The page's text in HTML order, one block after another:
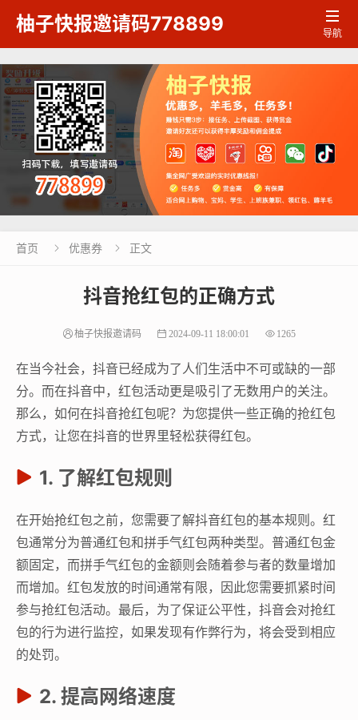
柚子快报邀请码778899 
导航
首页  优惠券  正文
抖音抢红包的正确方式
柚子快报邀请码 2024-09-11 18:00:01 1265
在当今社会，抖音已经成为了人们生活中不可或缺的一部
分。而在抖音中，红包活动更是吸引了无数用户的关注。
那么，如何在抖音抢红包呢？为您提供一些正确的抢红包
方式，让您在抖音的世界里轻松获得红包。
1. 了解红包规则
在开始抢红包之前，您需要了解抖音红包的基本规则。红
包通常分为普通红包和拼手气红包两种类型。普通红包金
额固定，而拼手气红包的金额则会随着参与者的数量增加
而增加。红包发放的时间通常有限，因此您需要抓紧时间
参与抢红包活动。最后，为了保证公平性，抖音会对抢红
包的行为进行监控，如果发现有作弊行为，将会受到相应
的处罚。
2. 提高网络速度